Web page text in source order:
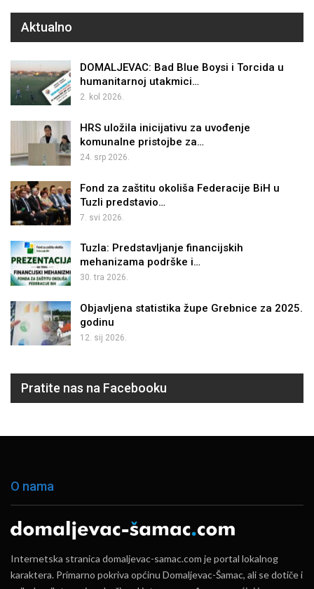
Aktualno
DOMALJEVAC: Bad Blue Boysi i Torcida u
humanitarnoj utakmici…
2. kol 2026.
HRS uložila inicijativu za uvođenje
komunalne pristojbe za…
24. srp 2026.
Fond za zaštitu okoliša Federacije BiH u
Tuzli predstavio…
7. svi 2026.
Tuzla: Predstavljanje financijskih
mehanizama podrške i…
30. tra 2026.
Objavljena statistika župe Grebnice za 2025.
godinu
12. sij 2026.
Pratite nas na Facebooku
O nama
Internetska stranica domaljevac-samac.com je portal lokalnog
karaktera. Primarno pokriva općinu Domaljevac-Šamac, ali se dotiče i